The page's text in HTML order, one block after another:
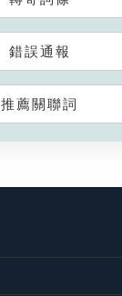
錯誤通報
推薦關聯詞